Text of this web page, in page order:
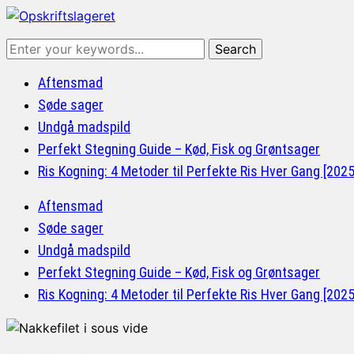
Aftensmad
Søde sager
Undgå madspild
Perfekt Stegning Guide – Kød, Fisk og Grøntsager
Ris Kogning: 4 Metoder til Perfekte Ris Hver Gang
Aftensmad
Søde sager
Undgå madspild
Perfekt Stegning Guide – Kød, Fisk og Grøntsager
Ris Kogning: 4 Metoder til Perfekte Ris Hver Gang